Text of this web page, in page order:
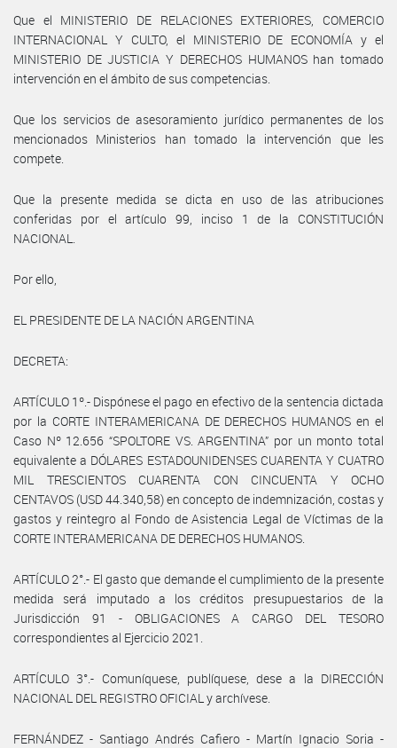
Que el MINISTERIO DE RELACIONES EXTERIORES, COMERCIO
INTERNACIONAL Y CULTO, el MINISTERIO DE ECONOMÍA y el
MINISTERIO DE JUSTICIA Y DERECHOS HUMANOS han tomado
intervención en el ámbito de sus competencias.
Que los servicios de asesoramiento jurídico permanentes de los
mencionados Ministerios han tomado la intervención que les
compete.
Que la presente medida se dicta en uso de las atribuciones
conferidas por el artículo 99, inciso 1 de la CONSTITUCIÓN
NACIONAL.
Por ello,
EL PRESIDENTE DE LA NACIÓN ARGENTINA
DECRETA:
ARTÍCULO 1º.- Dispónese el pago en efectivo de la sentencia dictada
por la CORTE INTERAMERICANA DE DERECHOS HUMANOS en el
Caso Nº 12.656 “SPOLTORE VS. ARGENTINA” por un monto total
equivalente a DÓLARES ESTADOUNIDENSES CUARENTA Y CUATRO
MIL TRESCIENTOS CUARENTA CON CINCUENTA Y OCHO
CENTAVOS (USD 44.340,58) en concepto de indemnización, costas y
gastos y reintegro al Fondo de Asistencia Legal de Víctimas de la
CORTE INTERAMERICANA DE DERECHOS HUMANOS.
ARTÍCULO 2°.- El gasto que demande el cumplimiento de la presente
medida será imputado a los créditos presupuestarios de la
Jurisdicción 91 - OBLIGACIONES A CARGO DEL TESORO
correspondientes al Ejercicio 2021.
ARTÍCULO 3°.- Comuníquese, publíquese, dese a la DIRECCIÓN
NACIONAL DEL REGISTRO OFICIAL y archívese.
FERNÁNDEZ - Santiago Andrés Cafiero - Martín Ignacio Soria -